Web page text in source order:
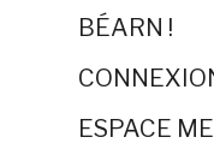
BÉARN !
ESPACE